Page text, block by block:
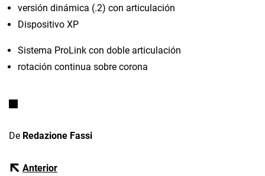
versión dinámica (.2) con articulación
Dispositivo XP
Sistema ProLink con doble articulación
rotación continua sobre corona
De Redazione Fassi
Anterior